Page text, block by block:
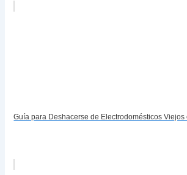
Guía para Deshacerse de Electrodomésticos